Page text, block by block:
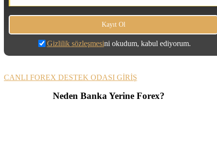
Gizlilik sözleşmesini okudum, kabul ediyorum.
CANLI FOREX DESTEK ODASI GİRİŞ
Neden Banka Yerine Forex?